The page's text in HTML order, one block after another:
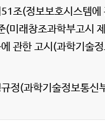
조(정보보호시스템에
(미래창조과학부고시
관한 고시(과학기술
정(과학기술정보통